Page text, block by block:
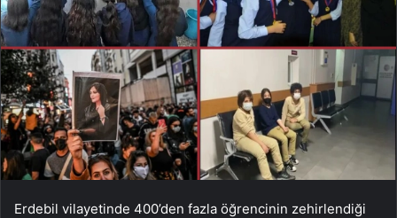
Erdebil vilayetinde 400’den fazla öğrencinin zehirlendiği